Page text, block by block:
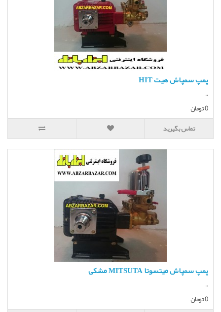
پمپ سمپاش هیت HIT
..
0 تومان
تماس بگیرید
پمپ سمپاش میتسوتا MITSUTA مشکی
..
0 تومان